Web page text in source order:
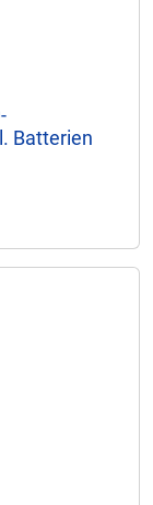
Batterien